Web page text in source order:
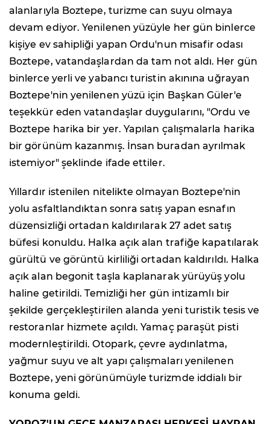
alanlarıyla Boztepe, turizme can suyu olmaya
devam ediyor. Yenilenen yüzüyle her gün binlerce
kişiye ev sahipliği yapan Ordu'nun misafir odası
Boztepe, vatandaşlardan da tam not aldı. Her gün
binlerce yerli ve yabancı turistin akınına uğrayan
Boztepe'nin yenilenen yüzü için Başkan Güler'e
teşekkür eden vatandaşlar duygularını, "Ordu ve
Boztepe harika bir yer. Yapılan çalışmalarla harika
bir görünüm kazanmış. İnsan buradan ayrılmak
istemiyor" şeklinde ifade ettiler.
Yıllardır istenilen nitelikte olmayan Boztepe'nin
yolu asfaltlandıktan sonra satış yapan esnafın
düzensizliği ortadan kaldırılarak 27 adet satış
büfesi konuldu. Halka açık alan trafiğe kapatılarak
gürültü ve görüntü kirliliği ortadan kaldırıldı. Halka
açık alan begonit taşla kaplanarak yürüyüş yolu
haline getirildi. Temizliği her gün intizamlı bir
şekilde gerçekleştirilen alanda yeni turistik tesis ve
restoranlar hizmete açıldı. Yamaç paraşüt pisti
modernleştirildi. Otopark, çevre aydınlatma,
yağmur suyu ve alt yapı çalışmaları yenilenen
Boztepe, yeni görünümüyle turizmde iddialı bir
konuma geldi.